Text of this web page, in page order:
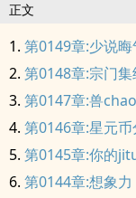
正文
第0149章:少说
第0148章:宗门集
第0147章:兽
第0146章:星元
第0145章:你的
第0144章:想象